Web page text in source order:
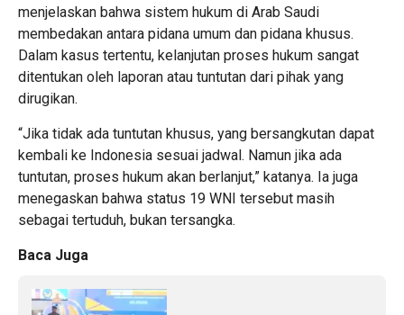
menjelaskan bahwa sistem hukum di Arab Saudi
membedakan antara pidana umum dan pidana khusus.
Dalam kasus tertentu, kelanjutan proses hukum sangat
ditentukan oleh laporan atau tuntutan dari pihak yang
dirugikan.
“Jika tidak ada tuntutan khusus, yang bersangkutan dapat
kembali ke Indonesia sesuai jadwal. Namun jika ada
tuntutan, proses hukum akan berlanjut,” katanya. Ia juga
menegaskan bahwa status 19 WNI tersebut masih
sebagai tertuduh, bukan tersangka.
Baca Juga